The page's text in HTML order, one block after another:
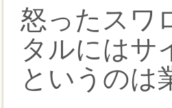
怒ったスワ
タルにはサ
というのは